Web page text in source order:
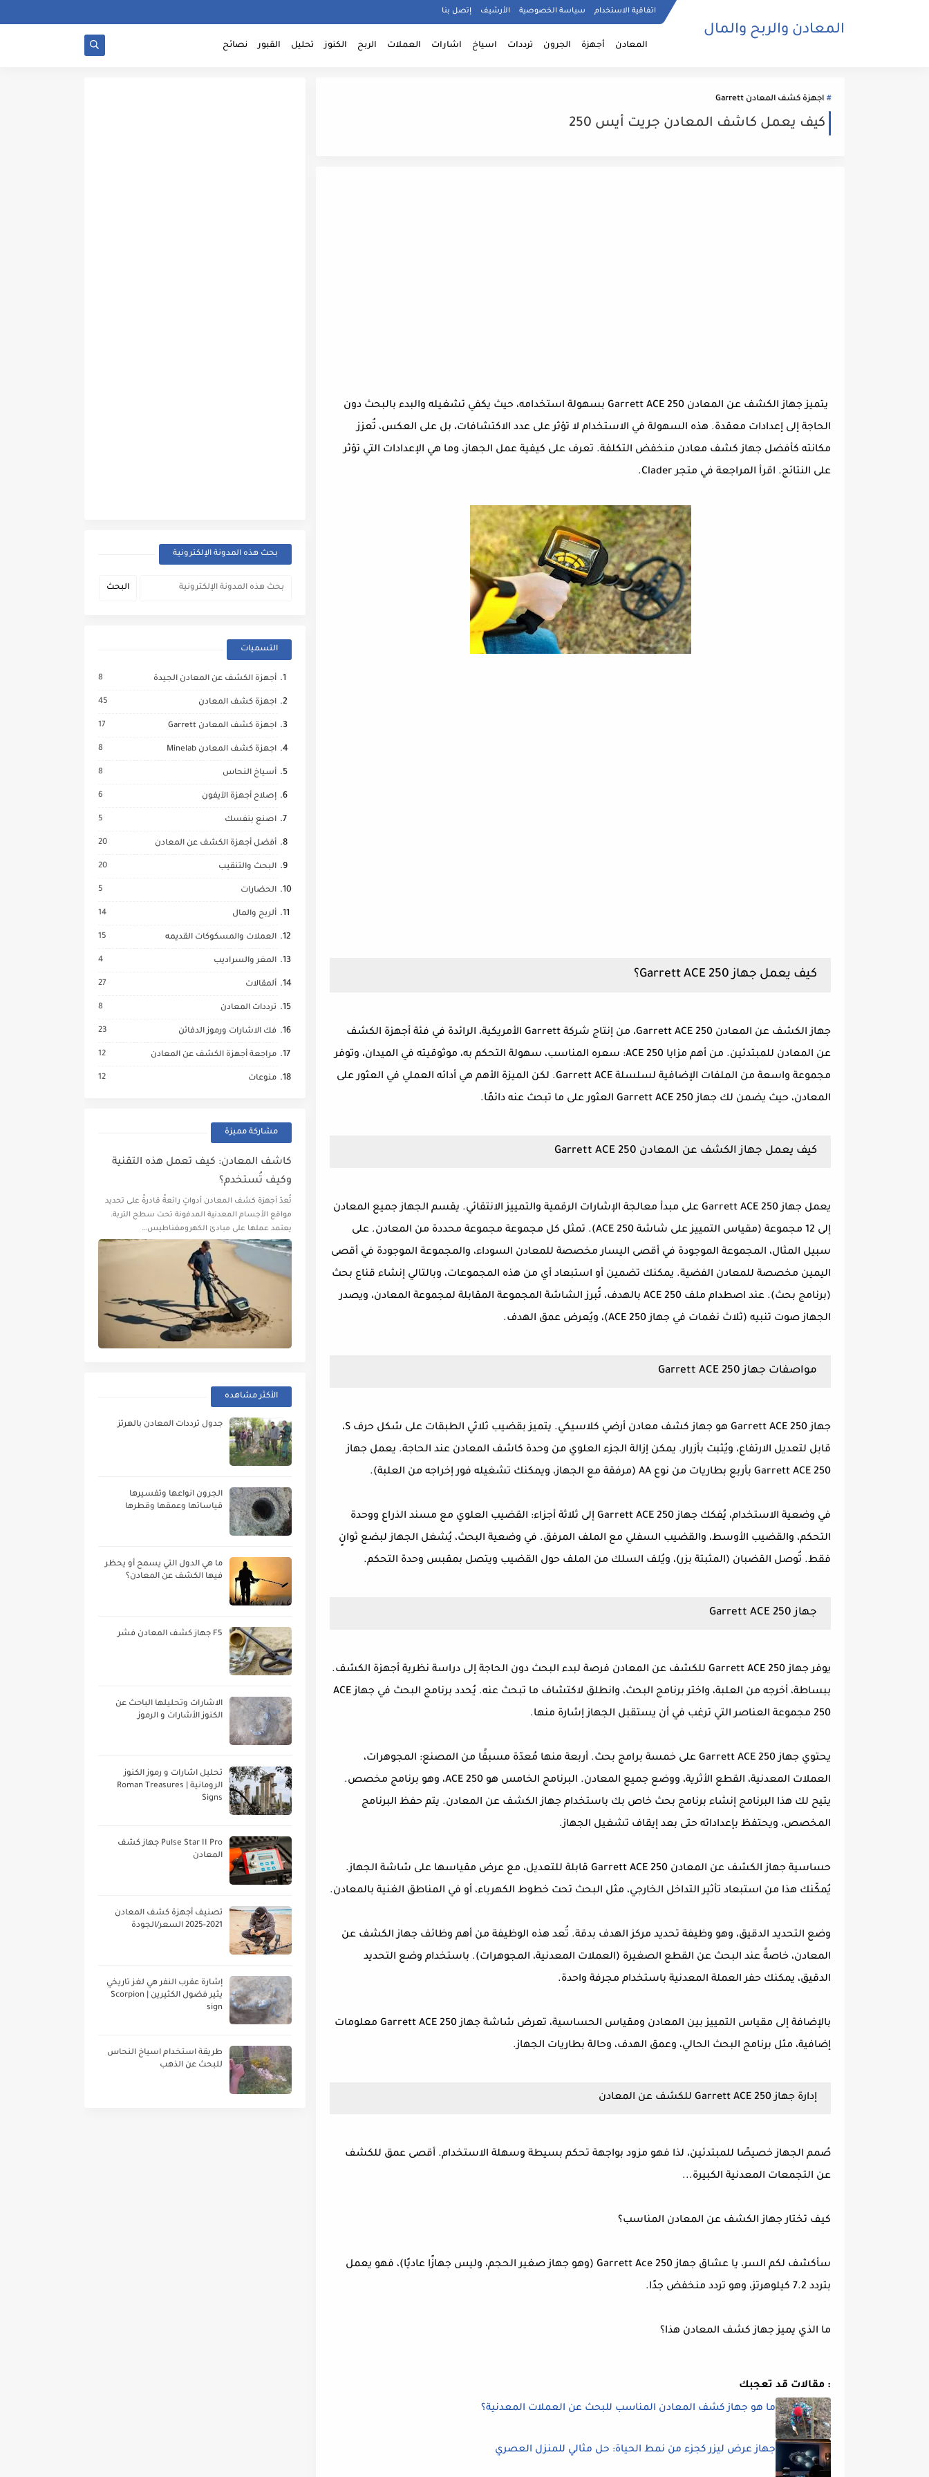
اتفاقية الاستخدام سياسة الخصوصية الأرشيف إتصل بنا
المعادن والربح والمال
المعادن أجهزة الجرون ترددات اسياخ اشارات العملات الربح الكنوز تحليل القبور نصائح
اجهزة كشف المعادن Garrett
كيف يعمل كاشف المعادن جريت أيس 250
يتميز جهاز الكشف عن المعادن Garrett ACE 250 بسهولة استخدامه، حيث يكفي تشغيله والبدء بالبحث دون
الحاجة إلى إعدادات معقدة. هذه السهولة في الاستخدام لا تؤثر على عدد الاكتشافات، بل على العكس، تُعزز
مكانته كأفضل جهاز كشف معادن منخفض التكلفة. تعرف على كيفية عمل الجهاز، وما هي الإعدادات التي تؤثر
على النتائج. اقرأ المراجعة في متجر Clader.
كيف يعمل جهاز Garrett ACE 250؟
جهاز الكشف عن المعادن Garrett ACE 250، من إنتاج شركة Garrett الأمريكية، الرائدة في فئة أجهزة الكشف
عن المعادن للمبتدئين. من أهم مزايا ACE 250: سعره المناسب، سهولة التحكم به، موثوقيته في الميدان، وتوفر
مجموعة واسعة من الملفات الإضافية لسلسلة Garrett ACE. لكن الميزة الأهم هي أدائه العملي في العثور على
المعادن، حيث يضمن لك جهاز Garrett ACE 250 العثور على ما تبحث عنه دائمًا.
كيف يعمل جهاز الكشف عن المعادن Garrett ACE 250
يعمل جهاز Garrett ACE 250 على مبدأ معالجة الإشارات الرقمية والتمييز الانتقائي. يقسم الجهاز جميع المعادن
إلى 12 مجموعة (مقياس التمييز على شاشة ACE 250). تمثل كل مجموعة مجموعة محددة من المعادن. على
سبيل المثال، المجموعة الموجودة في أقصى اليسار مخصصة للمعادن السوداء، والمجموعة الموجودة في أقصى
اليمين مخصصة للمعادن الفضية. يمكنك تضمين أو استبعاد أي من هذه المجموعات، وبالتالي إنشاء قناع بحث
(برنامج بحث). عند اصطدام ملف ACE 250 بالهدف، تُبرز الشاشة المجموعة المقابلة لمجموعة المعادن، ويصدر
الجهاز صوت تنبيه (ثلاث نغمات في جهاز ACE 250)، ويُعرض عمق الهدف.
مواصفات جهاز Garrett ACE 250
جهاز Garrett ACE 250 هو جهاز كشف معادن أرضي كلاسيكي. يتميز بقضيب ثلاثي الطبقات على شكل حرف S،
قابل لتعديل الارتفاع، ويُثبت بأزرار. يمكن إزالة الجزء العلوي من وحدة كاشف المعادن عند الحاجة. يعمل جهاز
Garrett ACE 250 بأربع بطاريات من نوع AA (مرفقة مع الجهاز، ويمكنك تشغيله فور إخراجه من العلبة).
في وضعية الاستخدام، يُفكك جهاز Garrett ACE 250 إلى ثلاثة أجزاء: القضيب العلوي مع مسند الذراع ووحدة
التحكم، والقضيب الأوسط، والقضيب السفلي مع الملف المرفق. في وضعية البحث، يُشغل الجهاز لبضع ثوانٍ
فقط. تُوصل القضبان (المثبتة بزر)، ويُلف السلك من الملف حول القضيب ويتصل بمقبس وحدة التحكم.
جهاز Garrett ACE 250
يوفر جهاز Garrett ACE 250 للكشف عن المعادن فرصة لبدء البحث دون الحاجة إلى دراسة نظرية أجهزة الكشف.
ببساطة، أخرجه من العلبة، واختر برنامج البحث، وانطلق لاكتشاف ما تبحث عنه. يُحدد برنامج البحث في جهاز ACE
250 مجموعة العناصر التي ترغب في أن يستقبل الجهاز إشارة منها.
يحتوي جهاز Garrett ACE 250 على خمسة برامج بحث. أربعة منها مُعدّة مسبقًا من المصنع: المجوهرات،
العملات المعدنية، القطع الأثرية، ووضع جميع المعادن. البرنامج الخامس هو ACE 250، وهو برنامج مخصص.
يتيح لك هذا البرنامج إنشاء برنامج بحث خاص بك باستخدام جهاز الكشف عن المعادن. يتم حفظ البرنامج
المخصص، ويحتفظ بإعداداته حتى بعد إيقاف تشغيل الجهاز.
حساسية جهاز الكشف عن المعادن Garrett ACE 250 قابلة للتعديل، مع عرض مقياسها على شاشة الجهاز.
يُمكّنك هذا من استبعاد تأثير التداخل الخارجي، مثل البحث تحت خطوط الكهرباء، أو في المناطق الغنية بالمعادن.
وضع التحديد الدقيق، وهو وظيفة تحديد مركز الهدف بدقة. تُعد هذه الوظيفة من أهم وظائف جهاز الكشف عن
المعادن، خاصةً عند البحث عن القطع الصغيرة (العملات المعدنية، المجوهرات). باستخدام وضع التحديد
الدقيق، يمكنك حفر العملة المعدنية باستخدام مجرفة واحدة.
بالإضافة إلى مقياس التمييز بين المعادن ومقياس الحساسية، تعرض شاشة جهاز Garrett ACE 250 معلومات
إضافية، مثل برنامج البحث الحالي، وعمق الهدف، وحالة بطاريات الجهاز.
إدارة جهاز Garrett ACE 250 للكشف عن المعادن
صُمم الجهاز خصيصًا للمبتدئين، لذا فهو مزود بواجهة تحكم بسيطة وسهلة الاستخدام. أقصى عمق للكشف
عن التجمعات المعدنية الكبيرة...
كيف تختار جهاز الكشف عن المعادن المناسب؟
سأكشف لكم السر، يا عشاق جهاز Garrett Ace 250 (وهو جهاز صغير الحجم، وليس جهازًا عاديًا)، فهو يعمل
بتردد 7.2 كيلوهرتز، وهو تردد منخفض جدًا.
ما الذي يميز جهاز كشف المعادن هذا؟
مقالات قد تعجبك :
ما هو جهاز كشف المعادن المناسب للبحث عن العملات المعدنية؟
جهاز عرض ليزر كجزء من نمط الحياة: حل مثالي للمنزل العصري
بحث هذه المدونة الإلكترونية
التسميات
أجهزة الكشف عن المعادن الجيدة 8
اجهزة كشف المعادن 45
اجهزة كشف المعادن Garrett 17
اجهزة كشف المعادن Minelab 8
أسياخ النحاس 8
إصلاح أجهزة الآيفون 6
اصنع بنفسك 5
أفضل أجهزة الكشف عن المعادن 20
البحث والتنقيب 20
الحضارات 5
ألربح والمال 14
العملات والمسكوكات القديمه 15
المغر والسراديب 4
ألمقالات 27
ترددات المعادن 8
فك الاشارات ورموز الدفائن 23
مراجعة أجهزة الكشف عن المعادن 12
منوعات 12
مشاركة مميزة
كاشف المعادن: كيف تعمل هذه التقنية
وكيف تُستخدم؟
تُعدّ أجهزة كشف المعادن أدواتٍ رائعةً قادرةً على تحديد
مواقع الأجسام المعدنية المدفونة تحت سطح التربة.
يعتمد عملها على مبادئ الكهرومغناطيس…
الأكثر مشاهده
جدول ترددات المعادن بالهرتز
الجرون انواعها وتفسيرها
قياساتها وعمقها وقطرها
ما هي الدول التي يسمح أو يحظر
فيها الكشف عن المعادن؟
F5 جهاز كشف المعادن فشر
الاشارات وتحليلها الباحث عن
الكنوز الأشارات و الرموز
تحليل اشارات و رموز الكنوز
الرومانية | Roman Treasures
Signs
Pulse Star II Pro جهاز كشف
المعادن
تصنيف أجهزة كشف المعادن
2021-2025 السعر/الجودة
إشارة عقرب النفر هي لغز تاريخي
يثير فضول الكثيرين | Scorpion
sign
طريقة استخدام اسياخ النحاس
للبحث عن الذهب